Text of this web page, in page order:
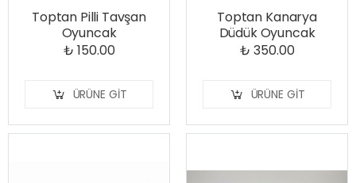
Toptan Pilli Tavşan
Oyuncak
₺ 150.00
ÜRÜNE GIT
Toptan Kanarya
Düdük Oyuncak
₺ 350.00
ÜRÜNE GIT